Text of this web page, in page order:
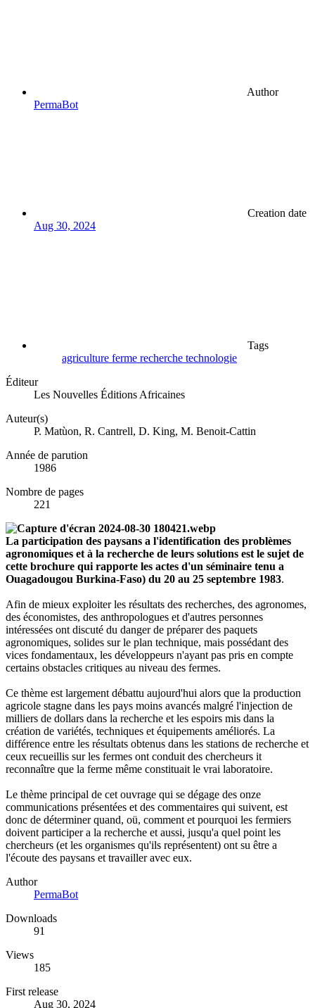
Author
PermaBot
Creation date
Aug 30, 2024
Tags
agriculture ferme recherche technologie
Éditeur
Les Nouvelles Éditions Africaines
Auteur(s)
P. Matùon, R. Cantrell, D. King, M. Benoit-Cattin
Année de parution
1986
Nombre de pages
221
La participation des paysans a l'identification des problèmes
agronomiques et à la recherche de leurs solutions est le sujet de
cette brochure qui rapporte les actes d'un séminaire tenu a
Ouagadougou Burkina-Faso) du 20 au 25 septembre 1983.
Afin de mieux exploiter les résultats des recherches, des agronomes,
des économistes, des anthropologues et d'autres personnes
intéressées ont discuté du danger de préparer des paquets
agronomiques, solides sur le plan technique, mais possédant des
vices fondamentaux, les développeurs n'ayant pas pris en compte
certains obstacles critiques au niveau des fermes.
Ce thème est largement débattu aujourd'hui alors que la production
agricole stagne dans les pays moins avancés malgré l'injection de
milliers de dollars dans la recherche et les espoirs mis dans la
création de variétés, techniques et équipements améliorés. La
différence entre les résultats obtenus dans les stations de recherche et
ceux recueillis sur les fermes ont conduit des chercheurs it
reconnaître que la ferme même constituait le vrai laboratoire.
Le thème principal de cet ouvrage qui se dégage des onze
communications présentées et des commentaires qui suivent, est
donc de déterminer quand, oü, comment et pourquoi les fermiers
doivent participer a la recherche et aussi, jusqu'a quel point les
chercheurs (et les organismes qu'ils représentent) ont su être a
l'écoute des paysans et travailler avec eux.
Author
PermaBot
Downloads
91
Views
185
First release
Aug 30, 2024